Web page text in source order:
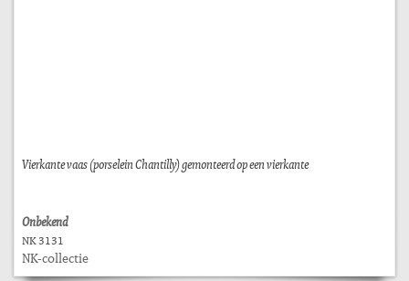
Vierkante vaas (porselein Chantilly) gemonteerd op een vierkante
Onbekend
NK 3131
NK-collectie